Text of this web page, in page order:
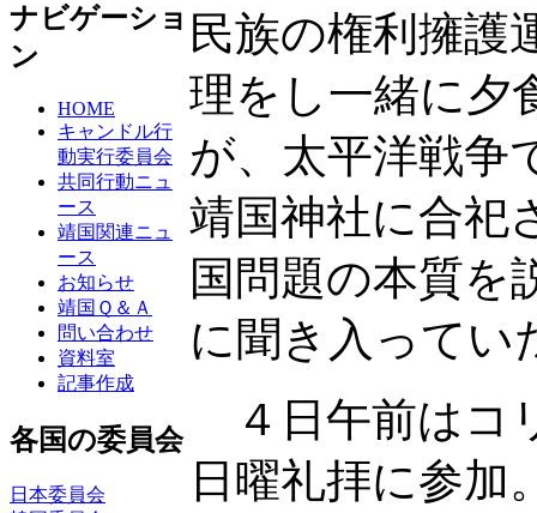
ナビゲーショ
ン
HOME
キャンドル行
動実行委員会
共同行動ニュ
ース
靖国関連ニュ
ース
お知らせ
靖国Ｑ＆Ａ
問い合わせ
資料室
記事作成
各国の委員会
日本委員会
民族の権利擁護
理をし一緒に夕
が、太平洋戦争
靖国神社に合祀
国問題の本質を
に聞き入ってい
４日午前はコ
日曜礼拝に参加